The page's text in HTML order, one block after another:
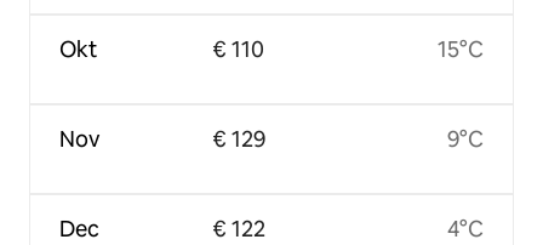
Okt
Nov
Dec
€ 110
€ 129
€ 122
15°C
9°C
4°C